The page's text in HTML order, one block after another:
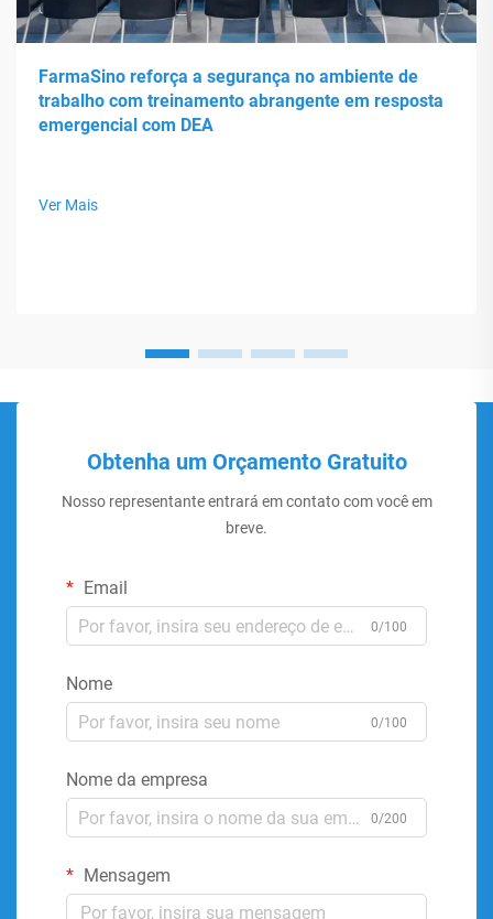
FarmaSino reforça a segurança no ambiente de
trabalho com treinamento abrangente em resposta
emergencial com DEA
Ver Mais
Obtenha um Orçamento Gratuito
Nosso representante entrará em contato com você em
breve.
Email
0/100
Nome
0/100
Nome da empresa
0/200
Mensagem